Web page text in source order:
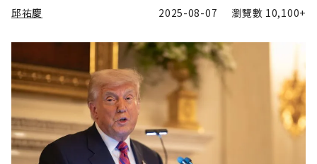
邱祐慶 2025-08-07 瀏覽數 10,100+